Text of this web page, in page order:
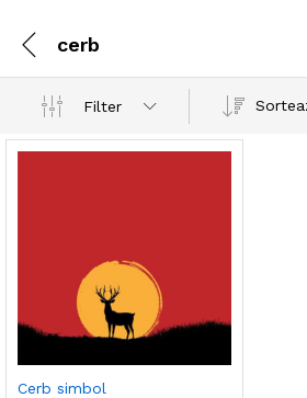
cerb
Filter
Cerb simbol